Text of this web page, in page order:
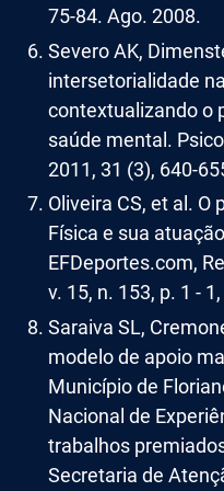
75-84. Ago. 2008.
Severo AK,
intersetorialidade
contextualizando o
saúde mental.
2011, 31 (3), 640-
Oliveira CS, et al. O
Física e sua
EFDeportes.com,
v. 15, n. 153, p. 1 -
Saraiva SL,
modelo de apoio
Município de
Nacional de
trabalhos
Secretaria de